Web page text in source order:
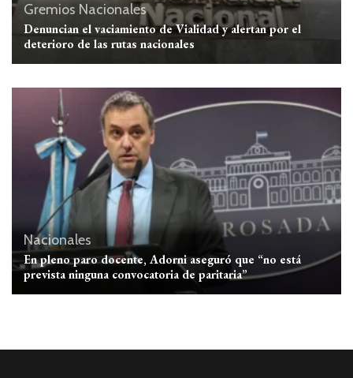
Gremios Nacionales
Denuncian el vaciamiento de Vialidad y alertan por el
deterioro de las rutas nacionales
Nacionales
En pleno paro docente, Adorni aseguró que “no está
prevista ninguna convocatoria de paritaria”